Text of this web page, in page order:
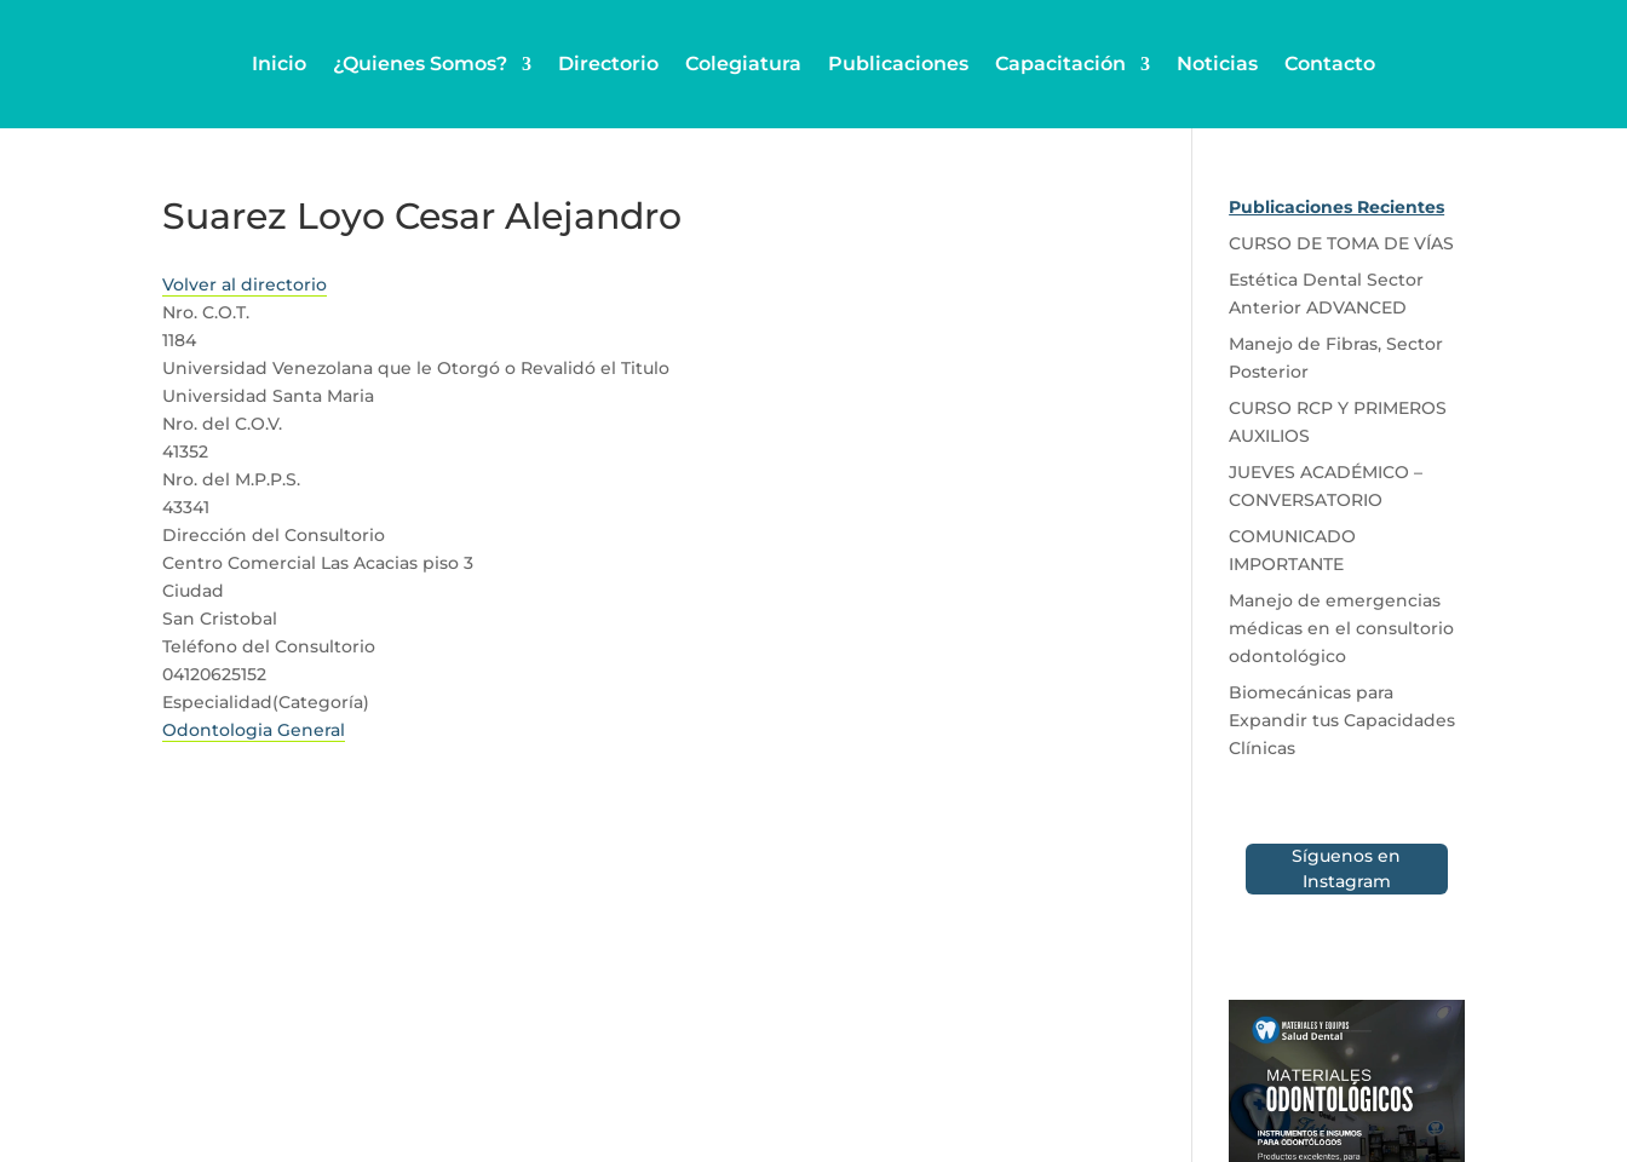
Inicio ¿Quienes Somos? Directorio Colegiatura Publicaciones Capacitación Noticias Contacto
Suarez Loyo Cesar Alejandro
Volver al directorio
Nro. C.O.T.
1184
Universidad Venezolana que le Otorgó o Revalidó el Titulo
Universidad Santa Maria
Nro. del C.O.V.
41352
Nro. del M.P.P.S.
43341
Dirección del Consultorio
Centro Comercial Las Acacias piso 3
Ciudad
San Cristobal
Teléfono del Consultorio
04120625152
Especialidad(Categoría)
Odontologia General
Publicaciones Recientes
CURSO DE TOMA DE VÍAS
Estética Dental Sector
Anterior ADVANCED
Manejo de Fibras, Sector
Posterior
CURSO RCP Y PRIMEROS
AUXILIOS
JUEVES ACADÉMICO –
CONVERSATORIO
COMUNICADO
IMPORTANTE
Manejo de emergencias
médicas en el consultorio
odontológico
Biomecánicas para
Expandir tus Capacidades
Clínicas
Síguenos en
Instagram